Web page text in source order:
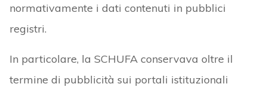
normativamente i dati contenuti in pubblici
registri.
In particolare, la SCHUFA conservava oltre il
termine di pubblicità sui portali istituzionali